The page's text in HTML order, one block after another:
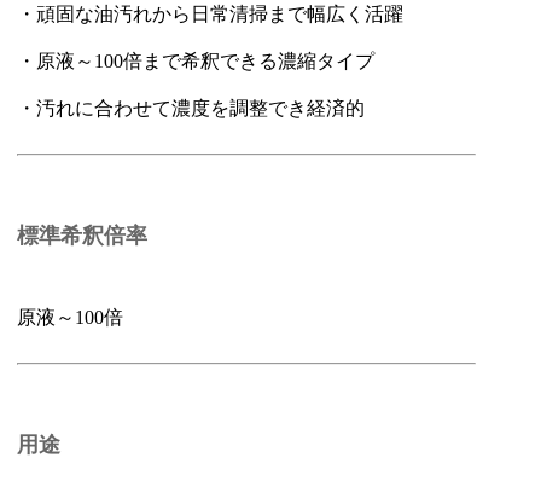
・頑固な油汚れから日常清掃まで幅広く活躍
・原液～100倍まで希釈できる濃縮タイプ
・汚れに合わせて濃度を調整でき経済的
標準希釈倍率
原液～100倍
用途